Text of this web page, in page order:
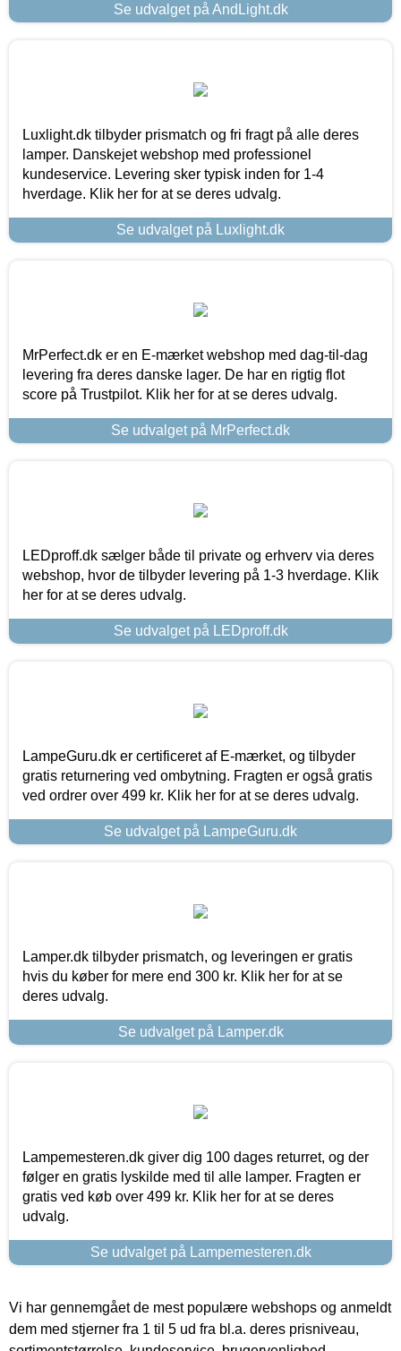
Se udvalget på AndLight.dk
Luxlight.dk tilbyder prismatch og fri fragt på alle deres
lamper. Danskejet webshop med professionel
kundeservice. Levering sker typisk inden for 1-4
hverdage. Klik her for at se deres udvalg.
Se udvalget på Luxlight.dk
MrPerfect.dk er en E-mærket webshop med dag-til-dag
levering fra deres danske lager. De har en rigtig flot
score på Trustpilot. Klik her for at se deres udvalg.
Se udvalget på MrPerfect.dk
LEDproff.dk sælger både til private og erhverv via deres
webshop, hvor de tilbyder levering på 1-3 hverdage. Klik
her for at se deres udvalg.
Se udvalget på LEDproff.dk
LampeGuru.dk er certificeret af E-mærket, og tilbyder
gratis returnering ved ombytning. Fragten er også gratis
ved ordrer over 499 kr. Klik her for at se deres udvalg.
Se udvalget på LampeGuru.dk
Lamper.dk tilbyder prismatch, og leveringen er gratis
hvis du køber for mere end 300 kr. Klik her for at se
deres udvalg.
Se udvalget på Lamper.dk
Lampemesteren.dk giver dig 100 dages returret, og der
følger en gratis lyskilde med til alle lamper. Fragten er
gratis ved køb over 499 kr. Klik her for at se deres
udvalg.
Se udvalget på Lampemesteren.dk
Vi har gennemgået de mest populære webshops og anmeldt
dem med stjerner fra 1 til 5 ud fra bl.a. deres prisniveau,